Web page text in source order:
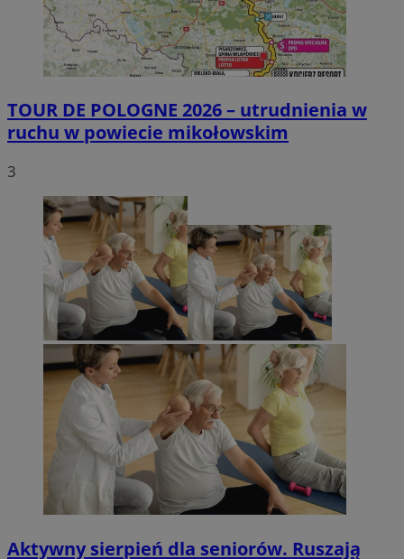
TOUR DE POLOGNE 2026 – utrudnienia w
ruchu w powiecie mikołowskim
3
Aktywny sierpień dla seniorów. Ruszają